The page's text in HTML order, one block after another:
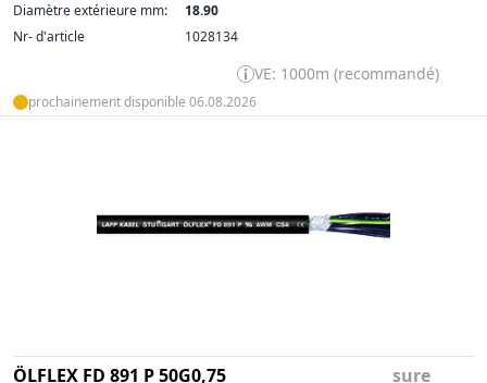
Diamètre extérieure mm:
18.90
Nr- d'article
1028134
VE: 1000m (recommandé)
prochainement disponible 06.08.2026
ÖLFLEX FD 891 P 50G0,75 sure